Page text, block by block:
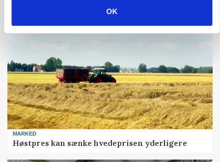
OK
MARKED
Høstpres kan sænke hvedeprisen yderligere